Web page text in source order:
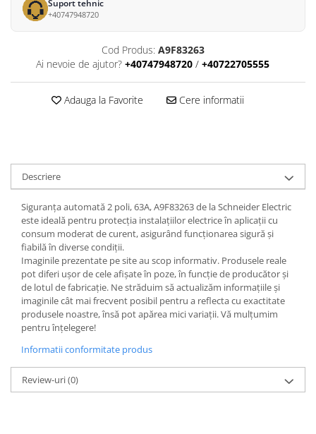
Suport tehnic
+40747948720
Cod Produs: A9F83263
Ai nevoie de ajutor? +40747948720 / +40722705555
Adauga la Favorite Cere informatii
Descriere
Siguranța automată 2 poli, 63A, A9F83263 de la Schneider Electric
este ideală pentru protecția instalațiilor electrice în aplicații cu
consum moderat de curent, asigurând funcționarea sigură și
fiabilă în diverse condiții.
Imaginile prezentate pe site au scop informativ. Produsele reale
pot diferi ușor de cele afișate în poze, în funcție de producător și
de lotul de fabricație. Ne străduim să actualizăm informațiile și
imaginile cât mai frecvent posibil pentru a reflecta cu exactitate
produsele noastre, însă pot apărea mici variații. Vă mulțumim
pentru înțelegere!
Informatii conformitate produs
Review-uri(0)